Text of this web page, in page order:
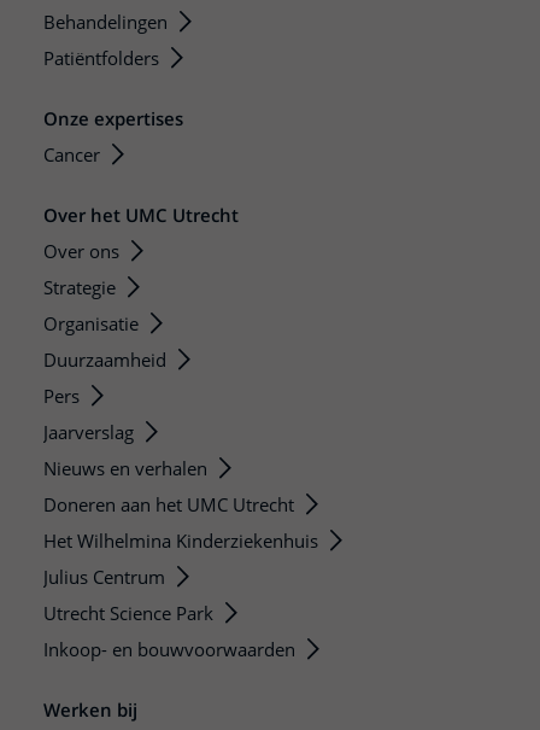
Behandelingen
Patiëntfolders
Onze expertises
Cancer
Over het UMC Utrecht
Over ons
Strategie
Organisatie
Duurzaamheid
Pers
Jaarverslag
Nieuws en verhalen
Doneren aan het UMC Utrecht
Het Wilhelmina Kinderziekenhuis
Julius Centrum
Utrecht Science Park
Inkoop- en bouwvoorwaarden
Werken bij